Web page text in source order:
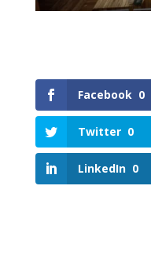
Facebook 0
Twitter 0
LinkedIn 0